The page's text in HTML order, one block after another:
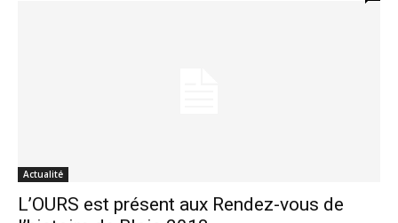
Actualité
L’OURS est présent aux Rendez-vous de